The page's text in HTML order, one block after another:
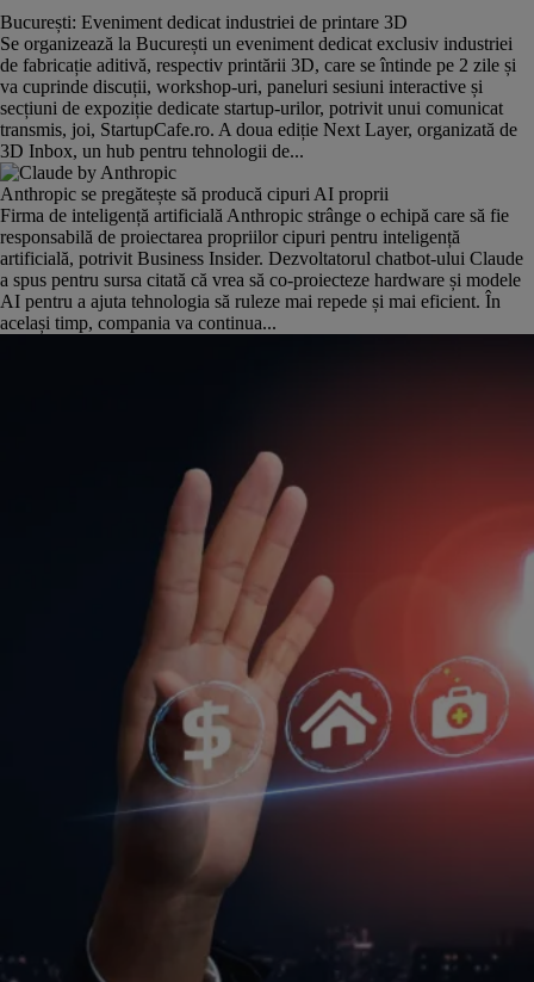
București: Eveniment dedicat industriei de printare 3D
Se organizează la București un eveniment dedicat exclusiv industriei
de fabricație aditivă, respectiv printării 3D, care se întinde pe 2 zile și
va cuprinde discuții, workshop-uri, paneluri sesiuni interactive și
secțiuni de expoziție dedicate startup-urilor, potrivit unui comunicat
transmis, joi, StartupCafe.ro. A doua ediție Next Layer, organizată de
3D Inbox, un hub pentru tehnologii de...
Anthropic se pregătește să producă cipuri AI proprii
Firma de inteligență artificială Anthropic strânge o echipă care să fie
responsabilă de proiectarea propriilor cipuri pentru inteligență
artificială, potrivit Business Insider. Dezvoltatorul chatbot-ului Claude
a spus pentru sursa citată că vrea să co-proiecteze hardware și modele
AI pentru a ajuta tehnologia să ruleze mai repede și mai eficient. În
același timp, compania va continua...